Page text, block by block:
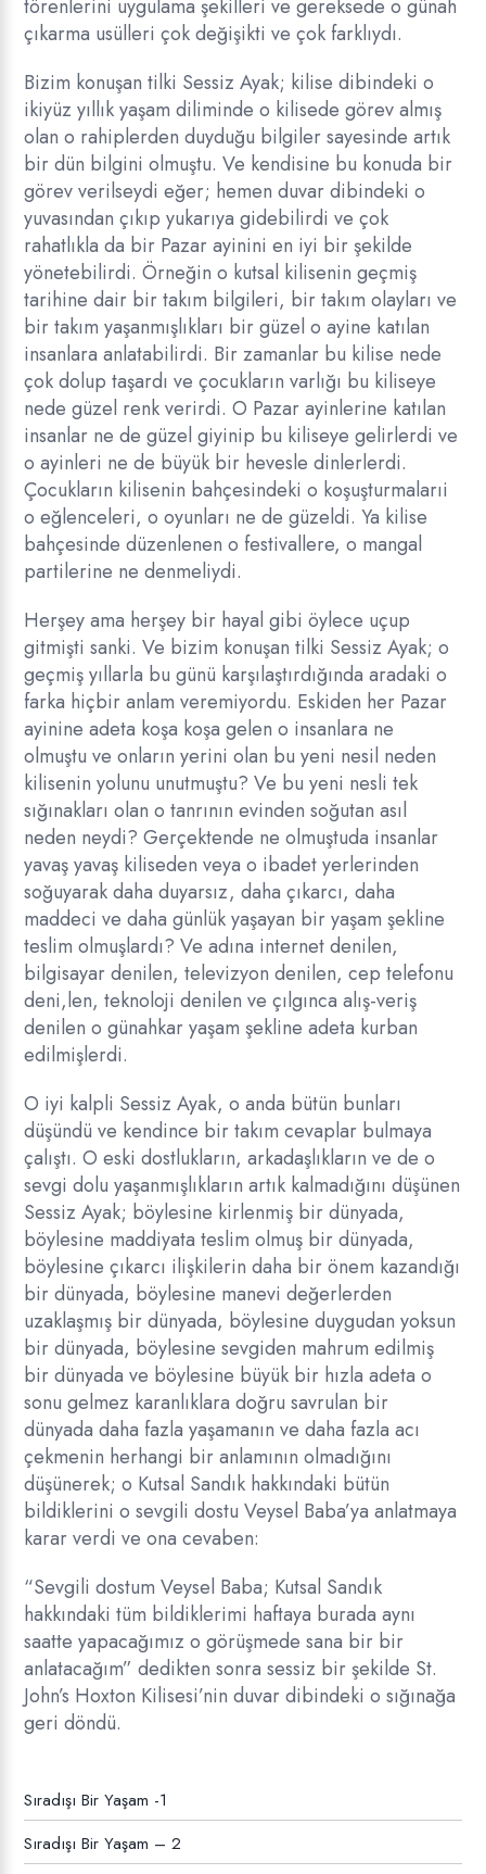
törenlerini uygulama şekilleri ve gereksede o günah
çıkarma usülleri çok değişikti ve çok farklıydı.
Bizim konuşan tilki Sessiz Ayak; kilise dibindeki o
ikiyüz yıllık yaşam diliminde o kilisede görev almış
olan o rahiplerden duyduğu bilgiler sayesinde artık
bir dün bilgini olmuştu. Ve kendisine bu konuda bir
görev verilseydi eğer; hemen duvar dibindeki o
yuvasından çıkıp yukarıya gidebilirdi ve çok
rahatlıkla da bir Pazar ayinini en iyi bir şekilde
yönetebilirdi. Örneğin o kutsal kilisenin geçmiş
tarihine dair bir takım bilgileri, bir takım olayları ve
bir takım yaşanmışlıkları bir güzel o ayine katılan
insanlara anlatabilirdi. Bir zamanlar bu kilise nede
çok dolup taşardı ve çocukların varlığı bu kiliseye
nede güzel renk verirdi. O Pazar ayinlerine katılan
insanlar ne de güzel giyinip bu kiliseye gelirlerdi ve
o ayinleri ne de büyük bir hevesle dinlerlerdi.
Çocukların kilisenin bahçesindeki o koşuşturmalarıi
o eğlenceleri, o oyunları ne de güzeldi. Ya kilise
bahçesinde düzenlenen o festivallere, o mangal
partilerine ne denmeliydi.
Herşey ama herşey bir hayal gibi öylece uçup
gitmişti sanki. Ve bizim konuşan tilki Sessiz Ayak; o
geçmiş yıllarla bu günü karşılaştırdığında aradaki o
farka hiçbir anlam veremiyordu. Eskiden her Pazar
ayinine adeta koşa koşa gelen o insanlara ne
olmuştu ve onların yerini olan bu yeni nesil neden
kilisenin yolunu unutmuştu? Ve bu yeni nesli tek
sığınakları olan o tanrının evinden soğutan asıl
neden neydi? Gerçektende ne olmuştuda insanlar
yavaş yavaş kiliseden veya o ibadet yerlerinden
soğuyarak daha duyarsız, daha çıkarcı, daha
maddeci ve daha günlük yaşayan bir yaşam şekline
teslim olmuşlardı? Ve adına internet denilen,
bilgisayar denilen, televizyon denilen, cep telefonu
deni,len, teknoloji denilen ve çılgınca alış-veriş
denilen o günahkar yaşam şekline adeta kurban
edilmişlerdi.
O iyi kalpli Sessiz Ayak, o anda bütün bunları
düşündü ve kendince bir takım cevaplar bulmaya
çalıştı. O eski dostlukların, arkadaşlıkların ve de o
sevgi dolu yaşanmışlıkların artık kalmadığını düşünen
Sessiz Ayak; böylesine kirlenmiş bir dünyada,
böylesine maddiyata teslim olmuş bir dünyada,
böylesine çıkarcı ilişkilerin daha bir önem kazandığı
bir dünyada, böylesine manevi değerlerden
uzaklaşmış bir dünyada, böylesine duygudan yoksun
bir dünyada, böylesine sevgiden mahrum edilmiş
bir dünyada ve böylesine büyük bir hızla adeta o
sonu gelmez karanlıklara doğru savrulan bir
dünyada daha fazla yaşamanın ve daha fazla acı
çekmenin herhangi bir anlamının olmadığını
düşünerek; o Kutsal Sandık hakkındaki bütün
bildiklerini o sevgili dostu Veysel Baba’ya anlatmaya
karar verdi ve ona cevaben:
“Sevgili dostum Veysel Baba; Kutsal Sandık
hakkındaki tüm bildiklerimi haftaya burada aynı
saatte yapacağımız o görüşmede sana bir bir
anlatacağım” dedikten sonra sessiz bir şekilde St.
John’s Hoxton Kilisesi’nin duvar dibindeki o sığınağa
geri döndü.
Sıradışı Bir Yaşam -1
Sıradışı Bir Yaşam – 2